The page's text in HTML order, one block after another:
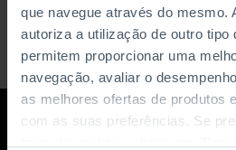
que navegue através do mesmo.
autoriza a utilização de outro tipo
permitem proporcionar uma
navegação, avaliar o
as melhores ofertas de produtos
com as suas preferências. Se